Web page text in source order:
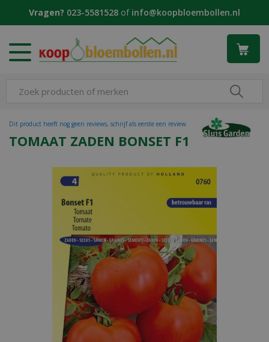
Vragen? 023-5581528 of info@koopbloembollen.nl
TOMAAT ZADEN BONSET F1
Dit product heeft nog geen reviews, schrijf als eerste een review